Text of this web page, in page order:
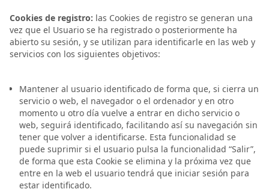
Cookies de registro: las Cookies de registro se generan una
vez que el Usuario se ha registrado o posteriormente ha
abierto su sesión, y se utilizan para identificarle en las web y
servicios con los siguientes objetivos:
Mantener al usuario identificado de forma que, si cierra un
servicio o web, el navegador o el ordenador y en otro
momento u otro día vuelve a entrar en dicho servicio o
web, seguirá identificado, facilitando así su navegación sin
tener que volver a identificarse. Esta funcionalidad se
puede suprimir si el usuario pulsa la funcionalidad “Salir”,
de forma que esta Cookie se elimina y la próxima vez que
entre en la web el usuario tendrá que iniciar sesión para
estar identificado.